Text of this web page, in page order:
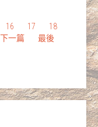
16 17
18
下一篇 最後